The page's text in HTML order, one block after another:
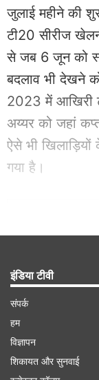
जुलाई महीने की
टी20 सीरीज
से जब 6 जून को
बदलाव भी देखने
2023 में आखिरी
अय्यर को जहां
ऐसे भी खिलाड़ियों
गया है।
इंडिया टीवी
संपर्क
हम
विज्ञापन
शिकायत और सुनवाई